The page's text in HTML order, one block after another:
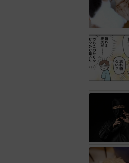
【ビ
――ちゅー
したね。
れとも、
げ回るタ
が多々あ